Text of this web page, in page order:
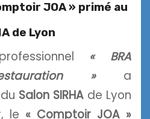
JOA » primé au
de Lyon
« BRA
»a
Salon SIRHA de Lyon
le « Comptoir JOA »